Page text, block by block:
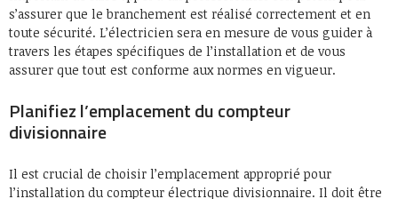
s’assurer que le branchement est réalisé correctement et en
toute sécurité. L’électricien sera en mesure de vous guider à
travers les étapes spécifiques de l’installation et de vous
assurer que tout est conforme aux normes en vigueur.
Planifiez l’emplacement du compteur
divisionnaire
Il est crucial de choisir l’emplacement approprié pour
l’installation du compteur électrique divisionnaire. Il doit être